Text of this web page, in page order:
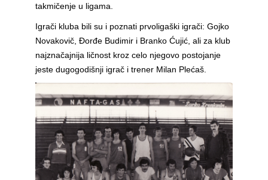
takmičenje u ligama.
Igrači kluba bili su i poznati prvoligaški igrači: Gojko
Novakovič, Đorđe Budimir i Branko Ćujić, ali za klub
najznačajnija ličnost kroz celo njegovo postojanje
jeste dugogodišnji igrač i trener Milan Plećaš.